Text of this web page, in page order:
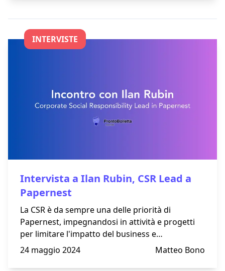
INTERVISTE
Intervista a Ilan Rubin, CSR Lead a
Papernest
La CSR è da sempre una delle priorità di
Papernest, impegnandosi in attività e progetti
per limitare l'impatto del business e
promuovere offerte green.
24 maggio 2024 Matteo Bono